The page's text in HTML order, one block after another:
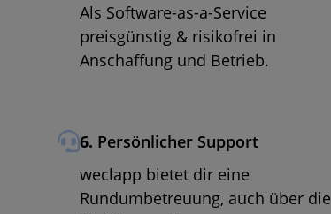
Als Software-as-a-Service
preisgünstig & risikofrei in
Anschaffung und Betrieb.
6. Persönlicher Support
weclapp bietet dir eine
Rundumbetreuung, auch über die